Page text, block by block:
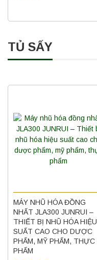
TỦ SẤY
MÁY NHŨ HÓA ĐỒNG
NHẤT JLA300 JUNRUI –
THIẾT BỊ NHŨ HÓA HIỆU
SUẤT CAO CHO DƯỢC
PHẨM, MỸ PHẨM, THỰC
PHẨM